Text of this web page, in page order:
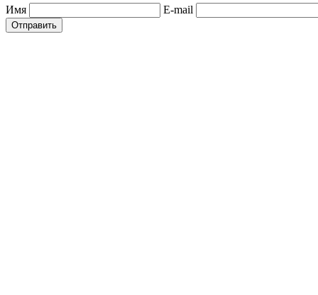
Имя E-mail